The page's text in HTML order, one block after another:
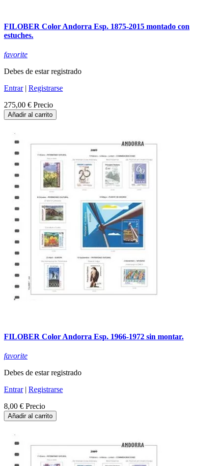
FILOBER Color Andorra Esp. 1875-2015 montado con
estuches.
favorite
Debes de estar registrado
Entrar| Registrarse
275,00 € Precio
Añadir al carrito
FILOBER Color Andorra Esp. 1966-1972 sin montar.
favorite
Debes de estar registrado
Entrar| Registrarse
8,00 € Precio
Añadir al carrito